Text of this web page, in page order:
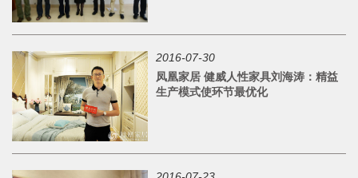
2016-07-30
凤凰家居 健威人性家具刘海涛：精益
生产模式使环节最优化